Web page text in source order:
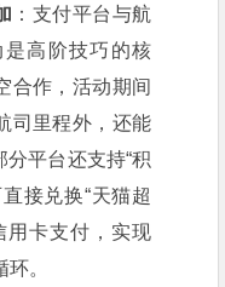
：支付平台与航
高阶技巧的核
合作，活动期间
司里程外，还能
平台还支持“积
接兑换“天猫超
用卡支付，实现
。